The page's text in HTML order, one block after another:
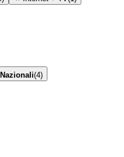
Nazionali(4)